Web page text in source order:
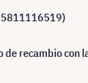
recambio